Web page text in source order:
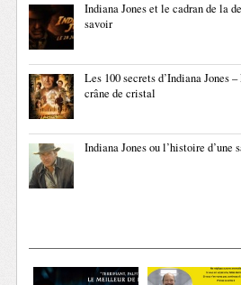
Indiana Jones et le cadran de la
savoir
Les 100 secrets d’Indiana Jones
crâne de cristal
Indiana Jones ou l’histoire d’une